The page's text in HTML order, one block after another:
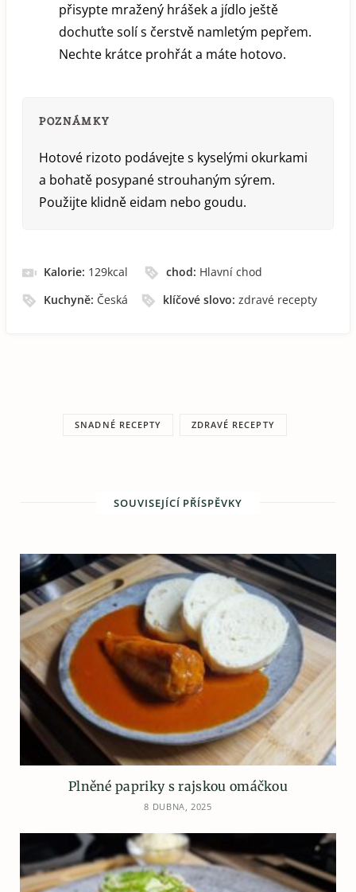
přisypte mražený hrášek a jídlo ještě
dochuťte solí s čerstvě namletým pepřem.
Nechte krátce prohřát a máte hotovo.
POZNÁMKY
Hotové rizoto podávejte s kyselými okurkami
a bohatě posypané strouhaným sýrem.
Použijte klidně eidam nebo goudu.
Kalorie: 129kcal chod: Hlavní chod
Kuchyně: Česká klíčové slovo:zdravé recepty
SNADNÉ RECEPTY ZDRAVÉ RECEPTY
SOUVISEJÍCÍ PŘÍSPĚVKY
Plněné papriky s rajskou omáčkou
8 DUBNA, 2025